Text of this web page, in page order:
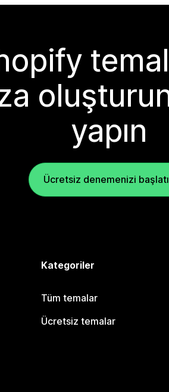
yapın
Ücretsiz denemenizi
Kategoriler
Tüm temalar
Ücretsiz temalar